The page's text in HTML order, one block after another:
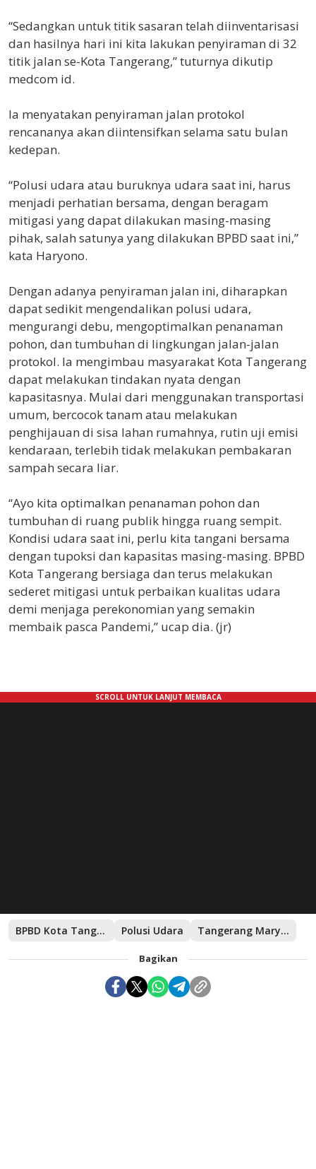
“Sedangkan untuk titik sasaran telah diinventarisasi
dan hasilnya hari ini kita lakukan penyiraman di 32
titik jalan se-Kota Tangerang,” tuturnya dikutip
medcom id.
Ia menyatakan penyiraman jalan protokol
rencananya akan diintensifkan selama satu bulan
kedepan.
“Polusi udara atau buruknya udara saat ini, harus
menjadi perhatian bersama, dengan beragam
mitigasi yang dapat dilakukan masing-masing
pihak, salah satunya yang dilakukan BPBD saat ini,”
kata Haryono.
Dengan adanya penyiraman jalan ini, diharapkan
dapat sedikit mengendalikan polusi udara,
mengurangi debu, mengoptimalkan penanaman
pohon, dan tumbuhan di lingkungan jalan-jalan
protokol. Ia mengimbau masyarakat Kota Tangerang
dapat melakukan tindakan nyata dengan
kapasitasnya. Mulai dari menggunakan transportasi
umum, bercocok tanam atau melakukan
penghijauan di sisa lahan rumahnya, rutin uji emisi
kendaraan, terlebih tidak melakukan pembakaran
sampah secara liar.
“Ayo kita optimalkan penanaman pohon dan
tumbuhan di ruang publik hingga ruang sempit.
Kondisi udara saat ini, perlu kita tangani bersama
dengan tupoksi dan kapasitas masing-masing. BPBD
Kota Tangerang bersiaga dan terus melakukan
sederet mitigasi untuk perbaikan kualitas udara
demi menjaga perekonomian yang semakin
membaik pasca Pandemi,” ucap dia. (jr)
BPBD Kota Tangerang Polusi Udara Tangerang Maryono Hasan
Bagikan